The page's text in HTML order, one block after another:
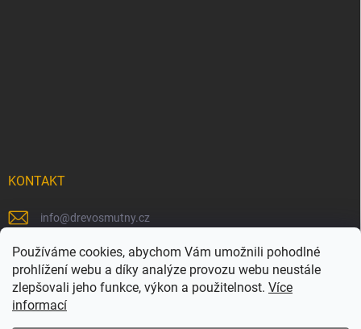
Používáme cookies, abychom Vám umožnili pohodlné
prohlížení webu a díky analýze provozu webu neustále
zlepšovali jeho funkce, výkon a použitelnost. Více
informací
KONTAKT
info@drevosmutny.cz
+420 725 710 840
https://www.facebook.com/drevosmutny/
drevosmutny/